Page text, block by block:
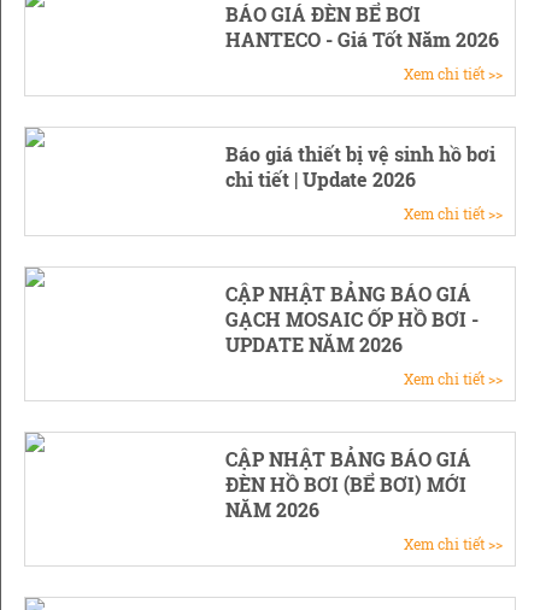
BÁO GIÁ ĐÈN BỂ BƠI
HANTECO - Giá Tốt Năm 2026
Xem chi tiết >>
Báo giá thiết bị vệ sinh hồ bơi
chi tiết | Update 2026
Xem chi tiết >>
CẬP NHẬT BẢNG BÁO GIÁ
GẠCH MOSAIC ỐP HỒ BƠI -
UPDATE NĂM 2026
Xem chi tiết >>
CẬP NHẬT BẢNG BÁO GIÁ
ĐÈN HỒ BƠI (BỂ BƠI) MỚI
NĂM 2026
Xem chi tiết >>